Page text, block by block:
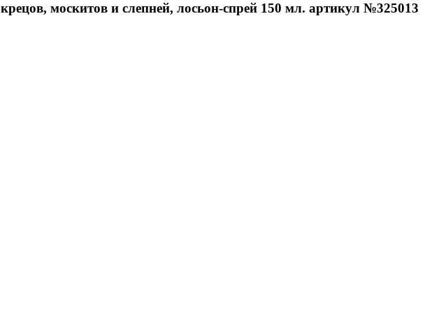
москитов и слепней, лосьон-спрей 150 мл. артикул №325013